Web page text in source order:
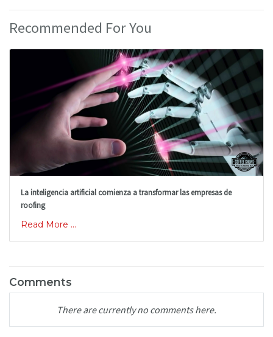
Recommended For You
La inteligencia artificial comienza a transformar las empresas de
roofing
Read More ...
Comments
There are currently no comments here.